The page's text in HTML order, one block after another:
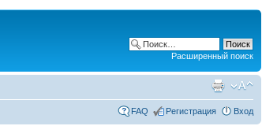
Расширенный поиск
FAQ Регистрация Вход